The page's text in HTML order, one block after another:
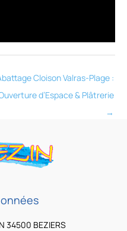
Cloison Valras-Plage :
d’Espace & Plâtrerie
→
34500 BEZIERS